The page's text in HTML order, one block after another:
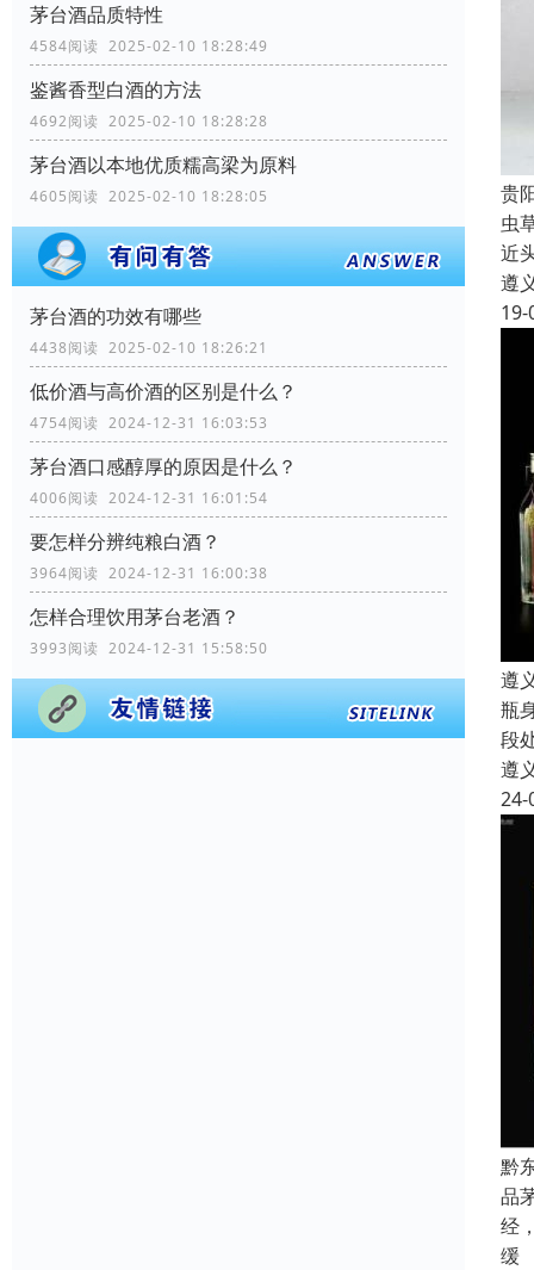
茅台酒品质特性
4584阅读 2025-02-10 18:28:49
鉴酱香型白酒的方法
4692阅读 2025-02-10 18:28:28
茅台酒以本地优质糯高梁为原料
4605阅读 2025-02-10 18:28:05
茅台酒的功效有哪些
4438阅读 2025-02-10 18:26:21
低价酒与高价酒的区别是什么？
4754阅读 2024-12-31 16:03:53
茅台酒口感醇厚的原因是什么？
4006阅读 2024-12-31 16:01:54
要怎样分辨纯粮白酒？
3964阅读 2024-12-31 16:00:38
怎样合理饮用茅台老酒？
3993阅读 2024-12-31 15:58:50
贵
虫
近
遵
19-
遵
瓶
段
遵
24-
黔
品
经
缓